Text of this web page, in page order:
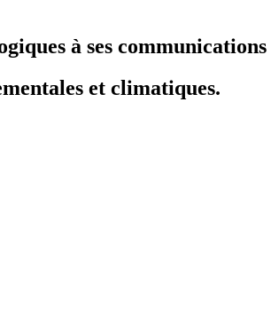
à ses communications
et climatiques.